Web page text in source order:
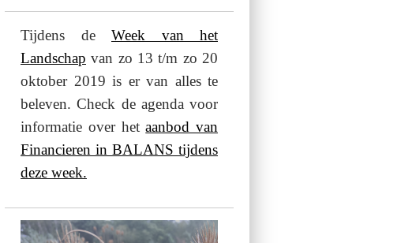
Tijdens de Week van het
Landschap van zo 13 t/m zo 20
oktober 2019 is er van alles te
beleven. Check de agenda voor
informatie over hetaanbod van
Financieren in BALANS tijdens
deze week.